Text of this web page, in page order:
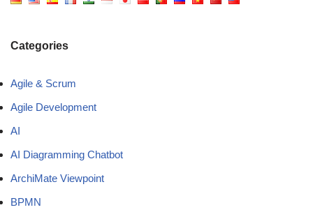
Categories
Agile & Scrum
Agile Development
AI
AI Diagramming Chatbot
ArchiMate Viewpoint
BPMN